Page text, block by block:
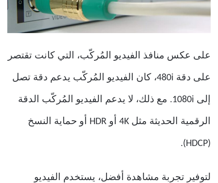
على عكس منافذ الفيديو المُركّب، التي كانت تقتصر
على دقة 480i، كان الفيديو المُركّب يدعم دقة تصل
إلى 1080i. مع ذلك، لا يدعم الفيديو المُركّب الدقة
الرقمية الحديثة مثل 4K أو HDR أو حماية النسخ
(HDCP).
لتوفير تجربة مشاهدة أفضل، يستخدم الفيديو